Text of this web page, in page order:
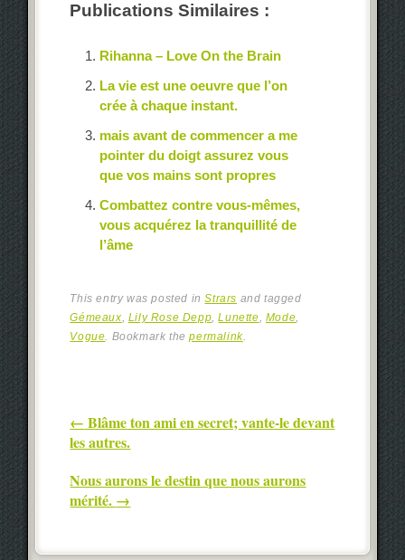
Publications Similaires :
Rihanna – Love On the Brain
La vie est une oeuvre que l’on
crée à chaque instant.
mais avant de commencer a me
pointer du doigt assurez vous
que vos mains sont propres
Combattez contre vous-mêmes,
vous acquérez la tranquillité de
l’âme
This entry was posted inStrars and tagged
Gémeaux, Lily Rose Depp,Lunette, Mode,
Vogue. Bookmark thepermalink.
Post navigation
← Blâme ton ami en secret; vante-le devant
les autres.
Nous aurons le destin que nous aurons
mérité. →